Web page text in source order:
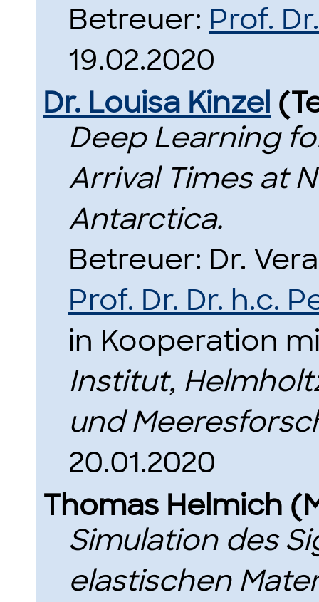
Betreuer: Prof.
19.02.2020
Dr. Louisa Kinzel
Deep Learning
Arrival Times at
Antarctica.
Betreuer: Dr.
Prof. Dr. Dr. h.c.
in Kooperation
Institut,
und
20.01.2020
Thomas Helmich
Simulation des
elastischen